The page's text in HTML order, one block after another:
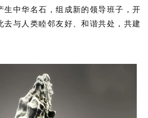
生中华名石，组成新的领导班子，开
去与人类睦邻友好、和谐共处，共建